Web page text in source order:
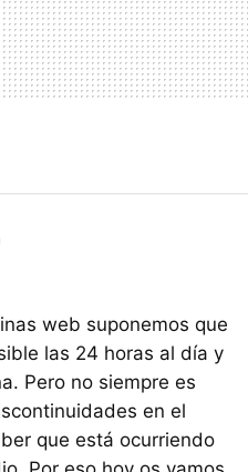
web suponemos que
las 24 horas al día y
Pero no siempre es
en el
que está ocurriendo